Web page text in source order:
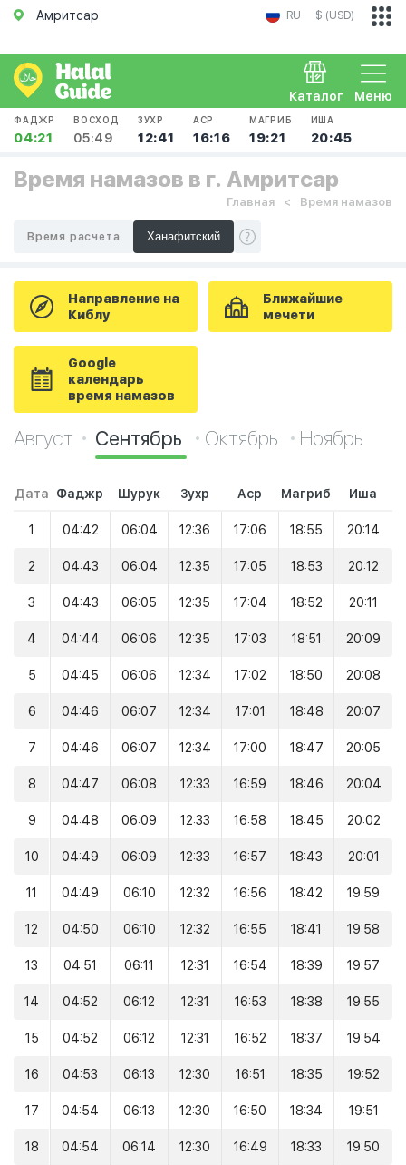
Амритсар RU $ (USD)
Меню
Каталог
ФАДЖР
04:21
ВОСХОД
05:49
ЗУХР
12:41
АСР
16:16
МАГРИБ
19:21
ИША
20:45
Время намазов в г. Амритсар
Главная Время намазов
Время расчета
Направление на
Киблу
Ближайшие
мечети
Google
календарь
время намазов
Август Сентябрь Октябрь Ноябрь
Дата Фаджр Шурук Зухр Аср Магриб Иша
1 04:42 06:04 12:36 17:06 18:55 20:14
2 04:43 06:04 12:35 17:05 18:53 20:12
3 04:43 06:05 12:35 17:04 18:52 20:11
4 04:44 06:06 12:35 17:03 18:51 20:09
5 04:45 06:06 12:34 17:02 18:50 20:08
6 04:46 06:07 12:34 17:01 18:48 20:07
7 04:46 06:07 12:34 17:00 18:47 20:05
8 04:47 06:08 12:33 16:59 18:46 20:04
9 04:48 06:09 12:33 16:58 18:45 20:02
10 04:49 06:09 12:33 16:57 18:43 20:01
11 04:49 06:10 12:32 16:56 18:42 19:59
12 04:50 06:10 12:32 16:55 18:41 19:58
13 04:51 06:11 12:31 16:54 18:39 19:57
14 04:52 06:12 12:31 16:53 18:38 19:55
15 04:52 06:12 12:31 16:52 18:37 19:54
16 04:53 06:13 12:30 16:51 18:35 19:52
17 04:54 06:13 12:30 16:50 18:34 19:51
18 04:54 06:14 12:30 16:49 18:33 19:50